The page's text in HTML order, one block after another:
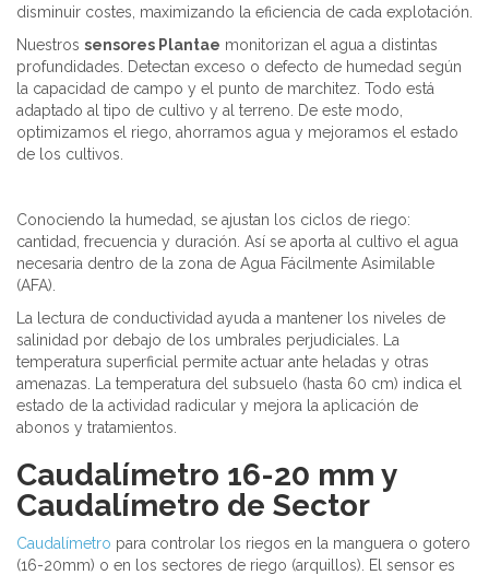
disminuir costes, maximizando la eficiencia de cada explotación.
Nuestros sensores Plantae monitorizan el agua a distintas
profundidades. Detectan exceso o defecto de humedad según
la capacidad de campo y el punto de marchitez. Todo está
adaptado al tipo de cultivo y al terreno. De este modo,
optimizamos el riego, ahorramos agua y mejoramos el estado
de los cultivos.
Conociendo la humedad, se ajustan los ciclos de riego:
cantidad, frecuencia y duración. Así se aporta al cultivo el agua
necesaria dentro de la zona de Agua Fácilmente Asimilable
(AFA).
La lectura de conductividad ayuda a mantener los niveles de
salinidad por debajo de los umbrales perjudiciales. La
temperatura superficial permite actuar ante heladas y otras
amenazas. La temperatura del subsuelo (hasta 60 cm) indica el
estado de la actividad radicular y mejora la aplicación de
abonos y tratamientos.
Caudalímetro 16-20 mm y
Caudalímetro de Sector
Caudalímetro para controlar los riegos en la manguera o gotero
(16-20mm) o en los sectores de riego (arquillos). El sensor es